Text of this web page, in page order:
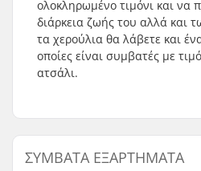
ολοκληρωμένο τιμόνι και να
διάρκεια ζωής του αλλά και
τα χερούλια θα λάβετε και
οποίες είναι συμβατές με
ατσάλι.
ΣΥΜΒΑΤΆ ΕΞΑΡΤΉΜΑΤΑ